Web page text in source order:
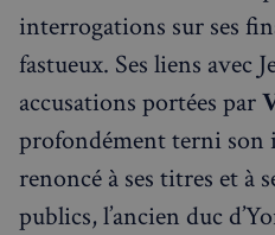
interrogations sur ses
fastueux. Ses liens avec
accusations portées par
profondément terni son
renoncé à ses titres et à
publics, l’ancien duc